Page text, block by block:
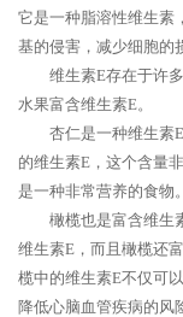
它是一种脂溶性维生素
基的侵害，减少细胞的
维生素E存在于许
水果富含维生素E。
杏仁是一种维生素
的维生素E，这个含量
是一种非常营养的食物。
橄榄也是富含维生
维生素E，而且橄榄还
榄中的维生素E不仅可
降低心脑血管疾病的风